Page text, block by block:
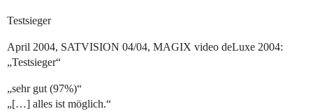
Testsieger
April 2004, SATVISION 04/04, MAGIX video deLuxe 2004:
„Testsieger“
„sehr gut (97%)“
„[…] alles ist möglich.“